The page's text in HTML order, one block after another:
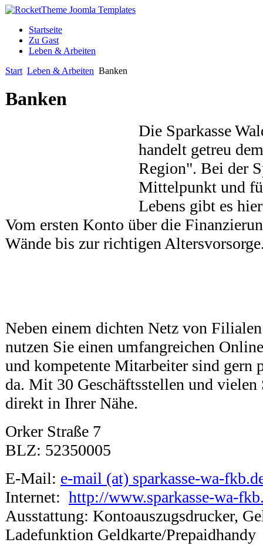
Startseite
Zu Gast
Leben & Arbeiten
Start Leben & Arbeiten Banken
Banken
Die Sparkasse
handelt getreu
Region". Bei der
Mittelpunkt und
Lebens gibt es
Vom ersten Konto über die
Wände bis zur richtigen
Neben einem dichten Netz von
nutzen Sie einen umfangreichen
und kompetente Mitarbeiter sind gern
da. Mit 30 Geschäftsstellen und
direkt in Ihrer Nähe.
Orker Straße 7
BLZ: 52350005
E-Mail: e-mail (at) sparkasse-wa-
Internet: http://www.sparkasse-wa-
Ausstattung: Kontoauszugsdrucker,
Ladefunktion Geldkarte/Prepaidhandy